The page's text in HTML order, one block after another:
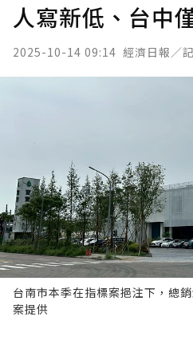
人寫新低、台中
2025-10-14 09:14 經濟日報／
台南市本季在指標案挹注下，總
案提供